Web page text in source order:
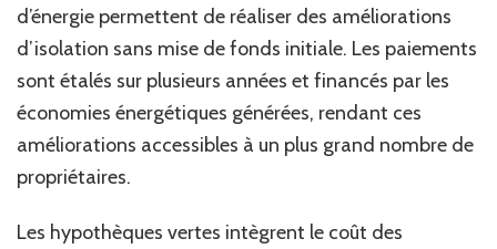
d’énergie permettent de réaliser des améliorations
d’isolation sans mise de fonds initiale. Les paiements
sont étalés sur plusieurs années et financés par les
économies énergétiques générées, rendant ces
améliorations accessibles à un plus grand nombre de
propriétaires.
Les hypothèques vertes intègrent le coût des